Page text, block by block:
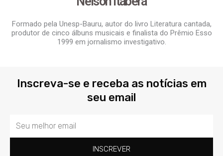
Formado pela Unesp-Bauru, autor do livro Literatura cantada,
produtor de cinco álbuns musicais e finalista do Prêmio Esso
1999 em jornalismo investigativo.
Inscreva-se e receba as notícias em
seu email
Email
INSCREVER